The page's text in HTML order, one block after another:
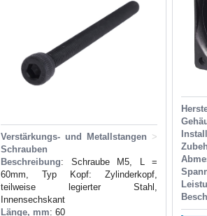
Verstärkungs- und Metallstangen >
Schrauben
Beschreibung: Schraube M5, L =
60mm, Typ Kopf: Zylinderkopf,
teilweise legierter Stahl,
Innensechskant
Länge, mm: 60